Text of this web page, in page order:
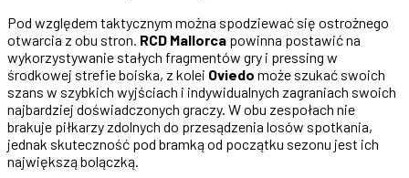
Pod względem taktycznym można spodziewać się ostrożnego
otwarcia z obu stron. RCD Mallorca powinna postawić na
wykorzystywanie stałych fragmentów gry i pressing w
środkowej strefie boiska, z kolei Oviedo może szukać swoich
szans w szybkich wyjściach i indywidualnych zagraniach swoich
najbardziej doświadczonych graczy. W obu zespołach nie
brakuje piłkarzy zdolnych do przesądzenia losów spotkania,
jednak skuteczność pod bramką od początku sezonu jest ich
największą bolączką.